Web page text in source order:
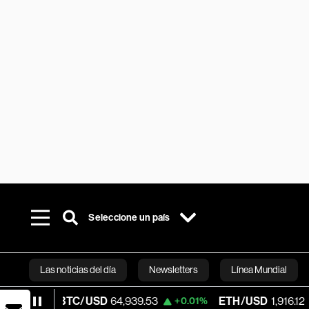
Seleccione un país
Las noticias del día Newsletters Línea Mundial
Bloomberg
BTC/USD 64,939.53 +0.01% ETH/USD 1,916.12 +0.11%